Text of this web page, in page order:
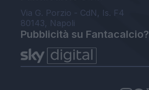
Via G. Porzio - CdN, Is. F4
80143, Napoli
Pubblicità su Fantacalcio?